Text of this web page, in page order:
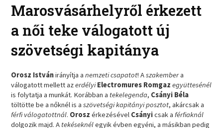
Marosvásárhelyről érkezett
a női teke válogatott új
szövetségi kapitánya
Orosz Istvánirányítja anemzeti csapatot! Aszakembera
válogatott mellett azerdélyiElectromures Romgaz együttesénél
is folytatja a munkát. Korábban a tekelegenda, Csányi Béla
töltötte be a nőknél is aszövetségi kapitányi posztot, akárcsak a
férfi válogatottnál. Oroszérkezésével Csányicsak aférfiaknál
dolgozik majd. A tekéseknélegyik évben egyéni, a másikban pedig